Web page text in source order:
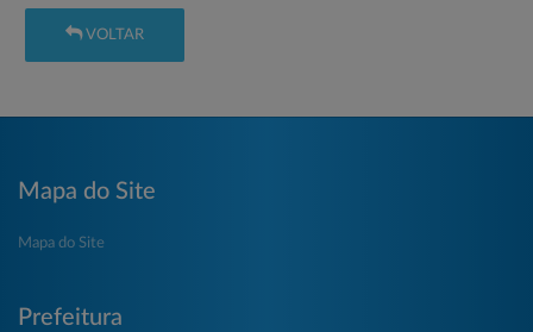
VOLTAR
Mapa do Site
Mapa do Site
Prefeitura